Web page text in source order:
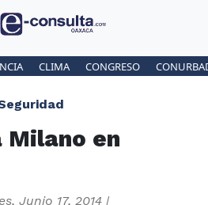
CLIMA CONGRESO
Milano en
Junio 17, 2014 |